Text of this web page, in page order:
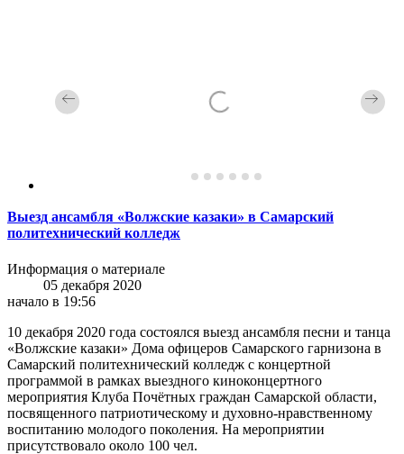
Выезд ансамбля «Волжские казаки» в Самарский
политехнический колледж
Информация о материале
05 декабря 2020
начало в 19:56
10 декабря 2020 года состоялся выезд ансамбля песни и танца
«Волжские казаки» Дома офицеров Самарского гарнизона в
Самарский политехнический колледж с концертной
программой в рамках выездного киноконцертного
мероприятия Клуба Почётных граждан Самарской области,
посвященного патриотическому и духовно-нравственному
воспитанию молодого поколения. На мероприятии
присутствовало около 100 чел.